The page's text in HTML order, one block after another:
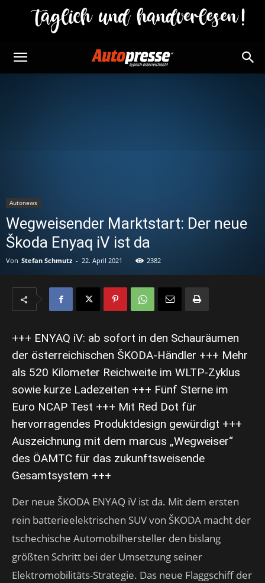
Autonews
Wegweisender Marktstart: Der neue
Škoda Enyaq iV ist da
Von Stefan Schmutz - 22. April 2021 2382
+++ ENYAQ iV: ab sofort in den Schauräumen
der österreichischen ŠKODA-Händler +++ Mehr
als 520 Kilometer Reichweite im WLTP-Zyklus
sowie kurze Ladezeiten +++ Fünf Sterne im
Euro NCAP Test +++ Mit Red Dot für
hervorragendes Produktdesign gewürdigt +++
Auszeichnung mit dem marcus „Wegweiser“
des ÖAMTC für das zukunftsweisende
Gesamtsystem +++
Der neue ŠKODA ENYAQ iV ist da. Mit dem ersten
rein batterieelektrischen SUV von ŠKODA macht der
tschechische Automobilhersteller den bislang
größten Schritt bei der Umsetzung seiner
Elektromobilitäts-Strategie. Das neue Flaggschiff der